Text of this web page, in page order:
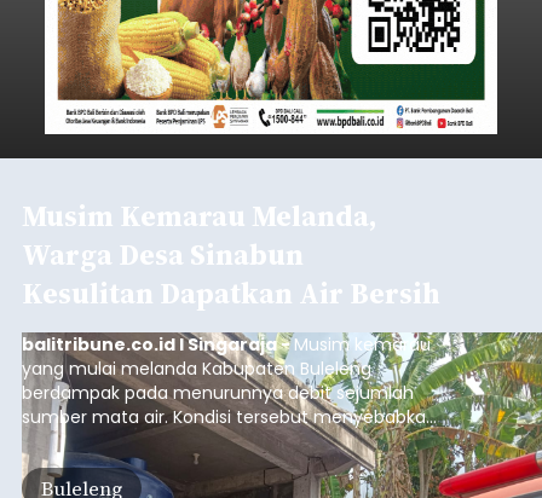
Musim Kemarau Melanda,
Warga Desa Sinabun
Kesulitan Dapatkan Air Bersih
balitribune.co.id I Singaraja -Musim kemarau
yang mulai melanda Kabupaten Buleleng
berdampak pada menurunnya debit sejumlah
sumber mata air. Kondisi tersebut menyebabkan
warga di beberapa desa mulai mengalami
kesulitan mendapatkan air bersih, terutama
untuk memenuhi kebutuhan mandi, cuci, dan
Buleleng